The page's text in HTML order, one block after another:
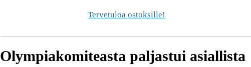
Tervetuloa ostoksille!
Olympiakomiteasta paljastui asiallista